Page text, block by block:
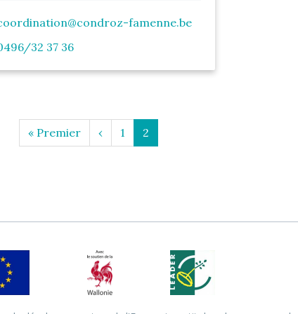
famenne.be
32 37 36
Première
page
« Premier
Page
précédente
‹ Page
1
Page
courante
2